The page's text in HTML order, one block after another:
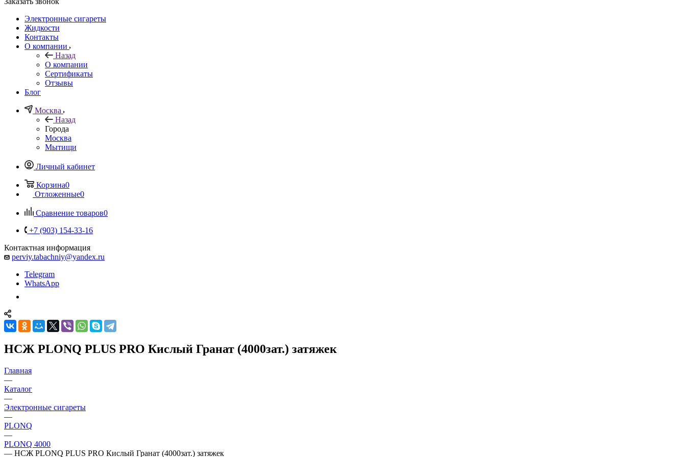
Электронные сигареты
Жидкости
Контакты
О компании
Назад
О компании
Сертификаты
Отзывы
Блог
Москва
Назад
Города
Москва
Мытищи
Личный кабинет
Корзина0
Отложенные0
Сравнение товаров0
+7 (903) 154-33-16
Контактная информация
perviy.tabachniy@yandex.ru
Telegram
WhatsApp
НСЖ PLONQ PLUS PRO Кислый Гранат (4000зат.) затяжек
Главная
—
Каталог
—
Электронные сигареты
—
PLONQ
—
PLONQ 4000
— НСЖ PLONQ PLUS PRO Кислый Гранат (4000зат.) затяжек